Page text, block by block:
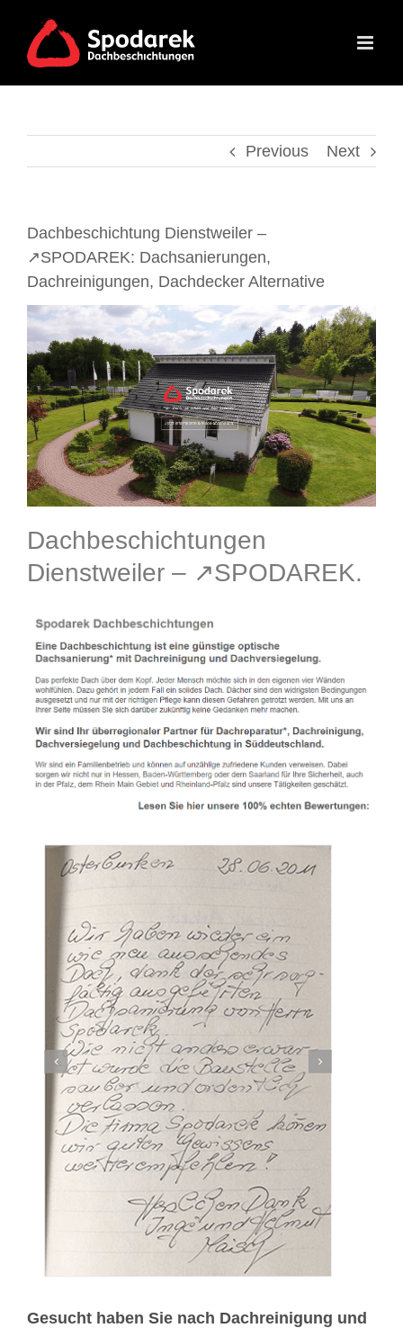
content
Previous Next
Dachbeschichtung Dienstweiler –
↗️SPODAREK: Dachsanierungen,
Dachreinigungen, Dachdecker Alternative
Dachbeschichtungen
Dienstweiler – ↗️SPODAREK.
Gesucht haben Sie nach Dachreinigung und